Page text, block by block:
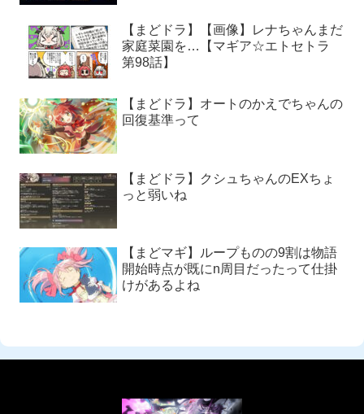
【まどドラ】【画像】レナちゃんまだ
家庭菜園を…【マギア☆エトセトラ
第98話】
【まどドラ】オートのかえでちゃんの
回復基準って
【まどドラ】クシュちゃんのEXちょ
っと弱いね
【まどマギ】ループものの9割は物語
開始時点が既にn周目だったって仕掛
けがあるよね